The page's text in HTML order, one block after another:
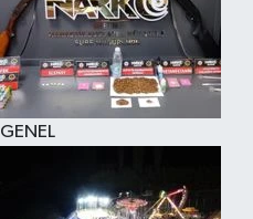
GENEL
KÜLTÜR SANAT
MAGAZİN
SAĞLIK
SİYASET